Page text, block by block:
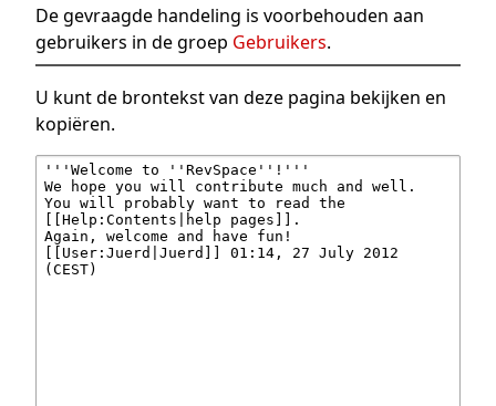
De gevraagde handeling is voorbehouden aan
gebruikers in de groep Gebruikers.
U kunt de brontekst van deze pagina bekijken en
kopiëren.